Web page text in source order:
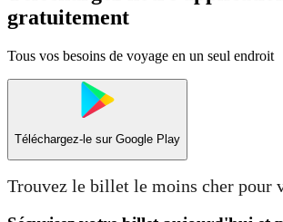
gratuitement
Tous vos besoins de voyage en un seul endroit
Téléchargez-le sur Google Play
Trouvez le billet le moins cher pour